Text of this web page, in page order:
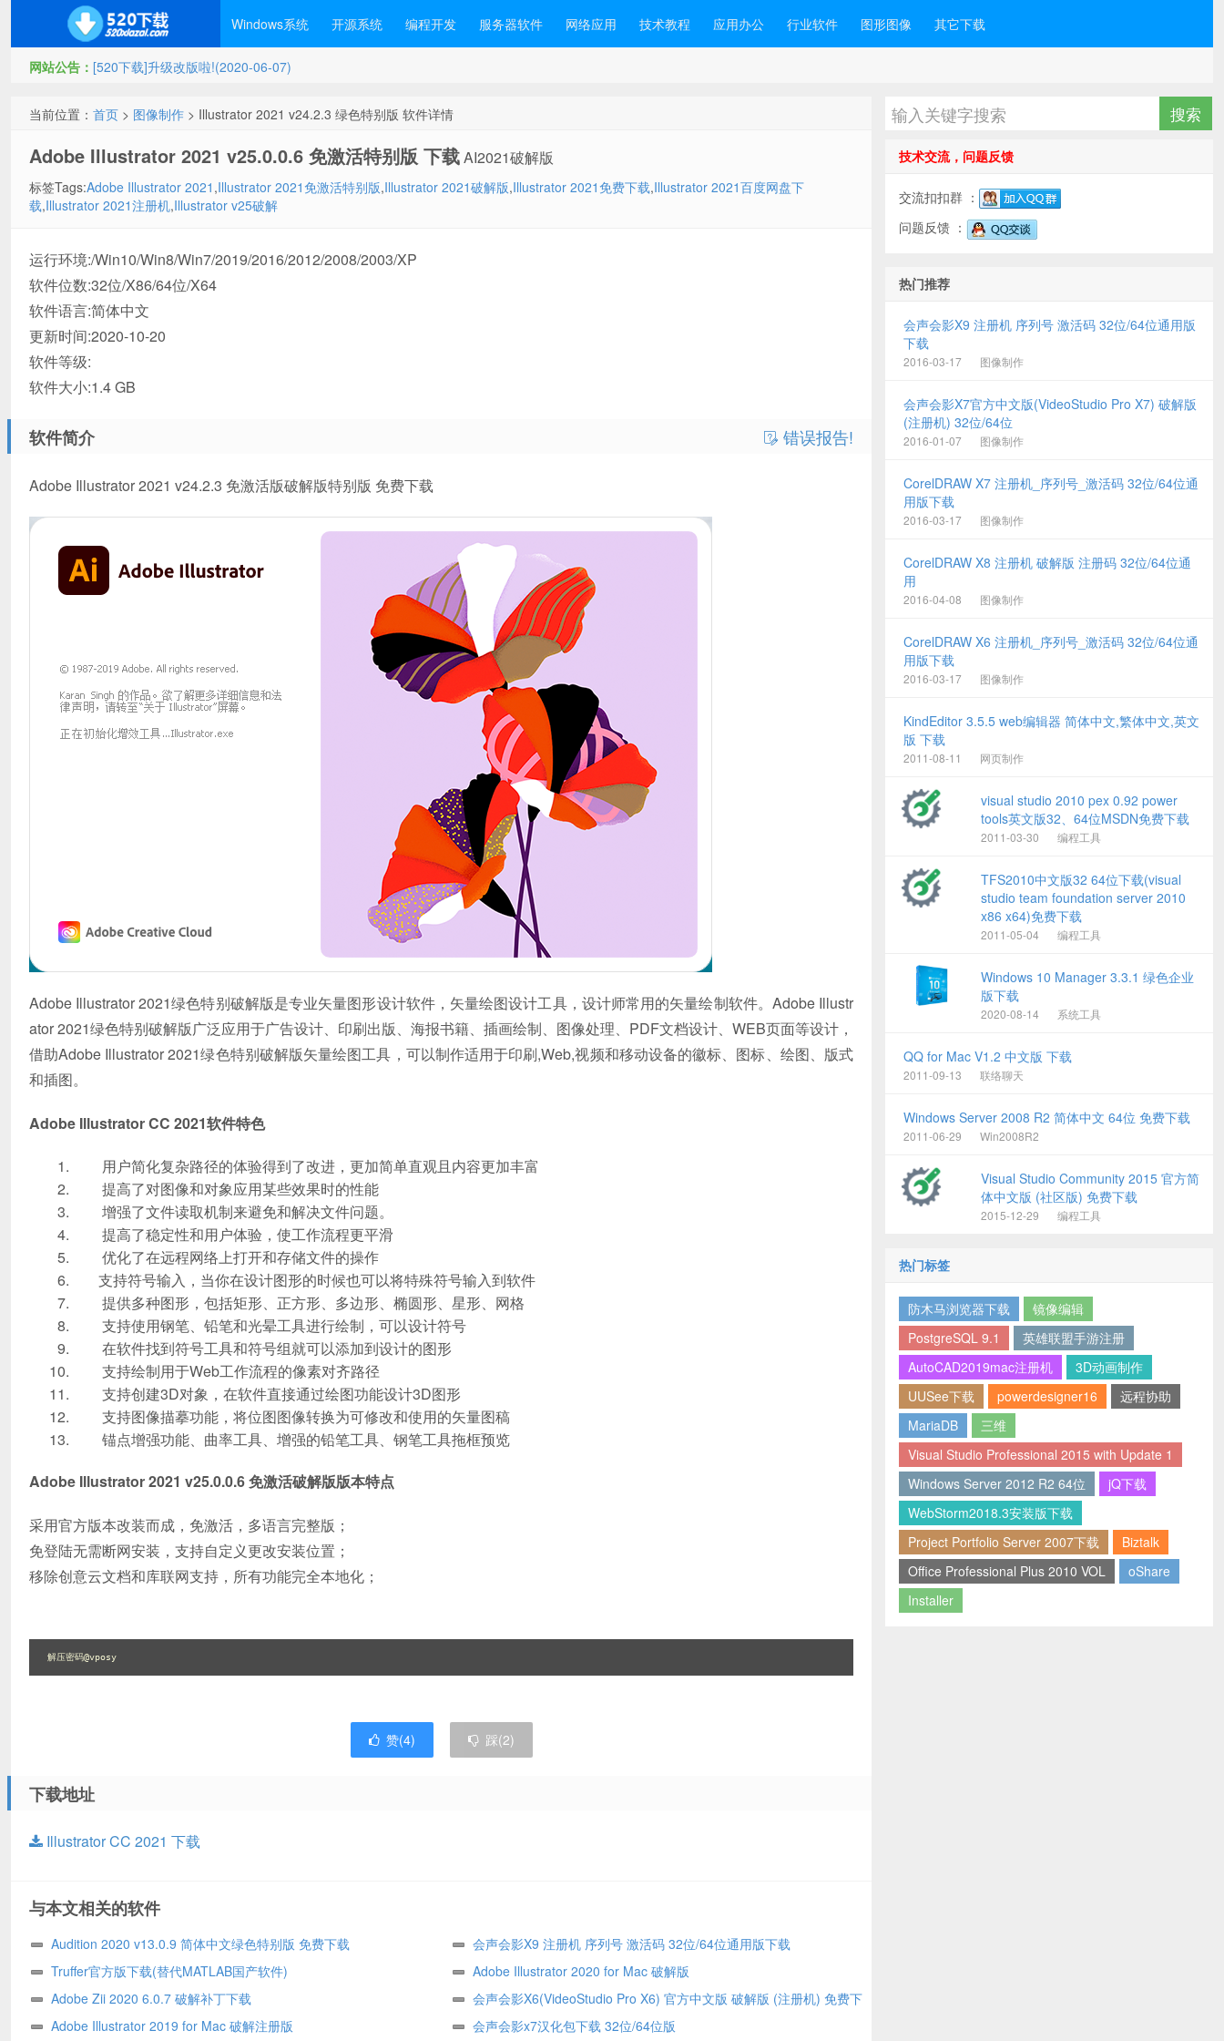
Windows系统 开源系统 编程开发 服务器软件 网络应用 技术教程 应用办公 行业软件 图形图像 其它下载
网站公告： [520下载]升级改版啦!(2020-06-07)
当前位置： 首页 > 图像制作 > Illustrator 2021 v24.2.3 绿色特别版 软件详情
Adobe Illustrator 2021 v25.0.0.6 免激活特别版 下载AI2021破解版
标签Tags:Adobe Illustrator 2021 ,Illustrator 2021免激活特别版,Illustrator 2021破解版,Illustrator 2021免费下载,Illustrator 2021百度网盘下
载,Illustrator 2021注册机,Illustrator v25破解
运行环境:/Win10/Win8/Win7/2019/2016/2012/2008/2003/XP
软件位数:32位/X86/64位/X64
软件语言:简体中文
更新时间:2020-10-20
软件等级:
软件大小:1.4 GB
软件简介 错误报告!
Adobe Illustrator 2021 v24.2.3 免激活版破解版特别版 免费下载
Adobe Illustrator 2021绿色特别破解版是专业矢量图形设计软件，矢量绘图设计工具，设计师常用的矢量绘制软件。Adobe Illustr
ator 2021绿色特别破解版广泛应用于广告设计、印刷出版、海报书籍、插画绘制、图像处理、PDF文档设计、WEB页面等设计，
借助Adobe Illustrator 2021绿色特别破解版矢量绘图工具，可以制作适用于印刷,Web,视频和移动设备的徽标、图标、绘图、版式
和插图。
Adobe Illustrator CC 2021软件特色
用户简化复杂路径的体验得到了改进，更加简单直观且内容更加丰富
提高了对图像和对象应用某些效果时的性能
增强了文件读取机制来避免和解决文件问题。
提高了稳定性和用户体验，使工作流程更平滑
优化了在远程网络上打开和存储文件的操作
支持符号输入，当你在设计图形的时候也可以将特殊符号输入到软件
提供多种图形，包括矩形、正方形、多边形、椭圆形、星形、网格
支持使用钢笔、铅笔和光晕工具进行绘制，可以设计符号
在软件找到符号工具和符号组就可以添加到设计的图形
支持绘制用于Web工作流程的像素对齐路径
支持创建3D对象，在软件直接通过绘图功能设计3D图形
支持图像描摹功能，将位图图像转换为可修改和使用的矢量图稿
锚点增强功能、曲率工具、增强的铅笔工具、钢笔工具拖框预览
Adobe Illustrator 2021 v25.0.0.6 免激活破解版版本特点
采用官方版本改装而成，免激活，多语言完整版；
免登陆无需断网安装，支持自定义更改安装位置；
移除创意云文档和库联网支持，所有功能完全本地化；
解压密码@vposy
赞(4) 踩(2)
下载地址
Illustrator CC 2021 下载
与本文相关的软件
Audition 2020 v13.0.9 简体中文绿色特别版 免费下载
会声会影X9 注册机 序列号 激活码 32位/64位通用版下载
Truffer官方版下载(替代MATLAB国产软件)
Adobe Illustrator 2020 for Mac 破解版
Adobe Zii 2020 6.0.7 破解补丁下载
会声会影X6(VideoStudio Pro X6) 官方中文版 破解版 (注册机) 免费下
载
Adobe Illustrator 2019 for Mac 破解注册版 会声会影x7汉化包下载 32位/64位版
技术交流，问题反馈
交流扣扣群 ：
问题反馈 ：
热门推荐
会声会影X9 注册机 序列号 激活码 32位/64位通用版
下载
2016-03-17 图像制作
会声会影X7官方中文版(VideoStudio Pro X7) 破解版
(注册机) 32位/64位
2016-01-07 图像制作
CorelDRAW X7 注册机_序列号_激活码 32位/64位通
用版下载
2016-03-17 图像制作
CorelDRAW X8 注册机 破解版 注册码 32位/64位通
用
2016-04-08 图像制作
CorelDRAW X6 注册机_序列号_激活码 32位/64位通
用版下载
2016-03-17 图像制作
KindEditor 3.5.5 web编辑器 简体中文,繁体中文,英文
版 下载
2011-08-11 网页制作
visual studio 2010 pex 0.92 power
tools英文版32、64位MSDN免费下载
2011-03-30 编程工具
TFS2010中文版32 64位下载(visual
studio team foundation server 2010
x86 x64)免费下载
2011-05-04 编程工具
Windows 10 Manager 3.3.1 绿色企业
版下载
2020-08-14 系统工具
QQ for Mac V1.2 中文版 下载
2011-09-13 联络聊天
Windows Server 2008 R2 简体中文 64位 免费下载
2011-06-29 Win2008R2
Visual Studio Community 2015 官方简
体中文版 (社区版) 免费下载
2015-12-29 编程工具
热门标签
防木马浏览器下载
镜像编辑
PostgreSQL 9.1
英雄联盟手游注册
AutoCAD2019mac注册机
3D动画制作
UUSee下载
powerdesigner16
远程协助
MariaDB
三维
Visual Studio Professional 2015 with Update 1
Windows Server 2012 R2 64位
jQ下载
WebStorm2018.3安装版下载
Project Portfolio Server 2007下载
Biztalk
Office Professional Plus 2010 VOL
oShare
Installer